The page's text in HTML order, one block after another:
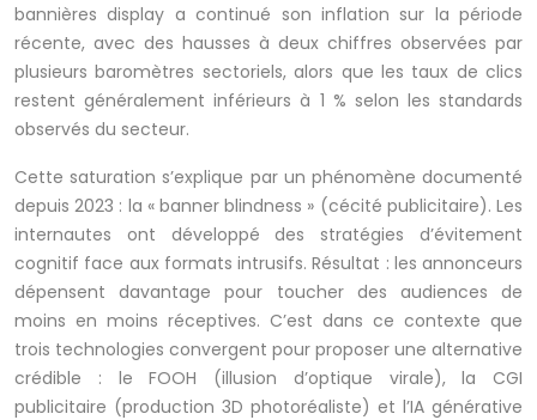
bannières display a continué son inflation sur la période
récente, avec des hausses à deux chiffres observées par
plusieurs baromètres sectoriels, alors que les taux de clics
restent généralement inférieurs à 1 % selon les standards
observés du secteur.
Cette saturation s’explique par un phénomène documenté
depuis 2023 : la « banner blindness » (cécité publicitaire). Les
internautes ont développé des stratégies d’évitement
cognitif face aux formats intrusifs. Résultat : les annonceurs
dépensent davantage pour toucher des audiences de
moins en moins réceptives. C’est dans ce contexte que
trois technologies convergent pour proposer une alternative
crédible : le FOOH (illusion d’optique virale), la CGI
publicitaire (production 3D photoréaliste) et l’IA générative